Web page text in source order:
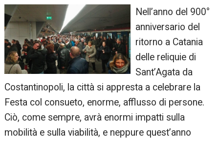
Nell’anno del 900°
anniversario del
ritorno a Catania
delle reliquie di
Sant’Agata da
Costantinopoli, la città si appresta a celebrare la
Festa col consueto, enorme, afflusso di persone.
Ciò, come sempre, avrà enormi impatti sulla
mobilità e sulla viabilità, e neppure quest’anno